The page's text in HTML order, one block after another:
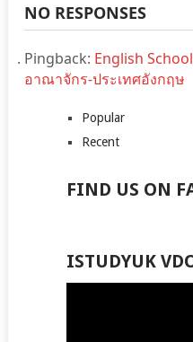
NO RESPONSES
Pingback: English
อาณาจักร-ประเทศอังกฤษ
Popular
Recent
FIND US ON
ISTUDYUK